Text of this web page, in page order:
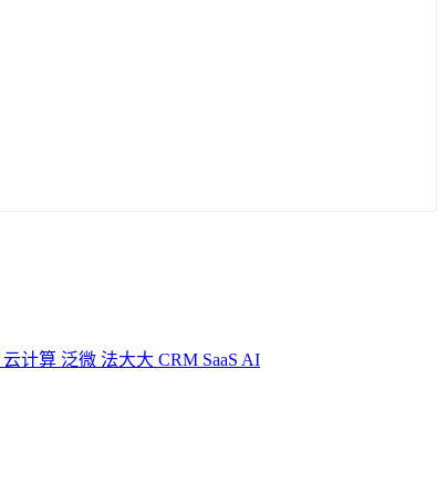
云计算 泛微 法大大 CRM SaaS AI